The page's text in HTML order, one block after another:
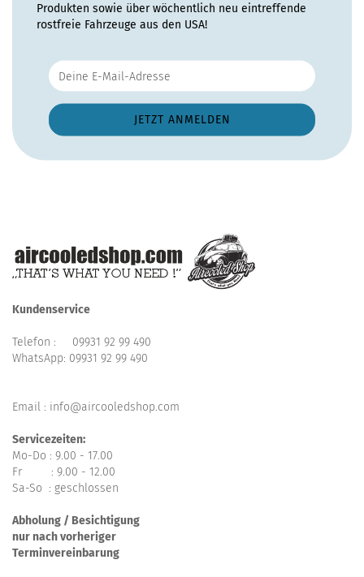
Produkten sowie über wöchentlich neu eintreffende
rostfreie Fahrzeuge aus den USA!
Kundenservice
Telefon : 09931 92 99 490
WhatsApp: 09931 92 99 490
Email : info@aircooledshop.com
Servicezeiten:
Mo-Do : 9.00 - 17.00
Fr : 9.00 - 12.00
Sa-So : geschlossen
Abholung / Besichtigung
nur nach vorheriger
Terminvereinbarung